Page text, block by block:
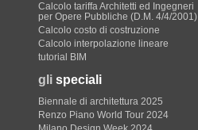
Calcolo tariffa Architetti ed Ingegneri
per Opere Pubbliche (D.M. 4/4/2001)
Calcolo costo di costruzione
Calcolo interpolazione lineare
tutorial BIM
gli speciali
Biennale di architettura 2025
Renzo Piano World Tour 2024